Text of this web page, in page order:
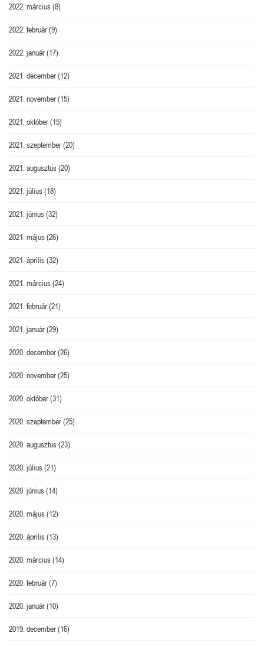
2022. március(8)
2022. február(9)
2022. január(17)
2021. december(12)
2021. november(15)
2021. október(15)
2021. szeptember(20)
2021. augusztus(20)
2021. július(18)
2021. június(32)
2021. május(26)
2021. április(32)
2021. március(24)
2021. február(21)
2021. január(29)
2020. december(26)
2020. november(25)
2020. október(31)
2020. szeptember(25)
2020. augusztus(23)
2020. július(21)
2020. június(14)
2020. május(12)
2020. április(13)
2020. március(14)
2020. február(7)
2020. január(10)
2019. december(16)